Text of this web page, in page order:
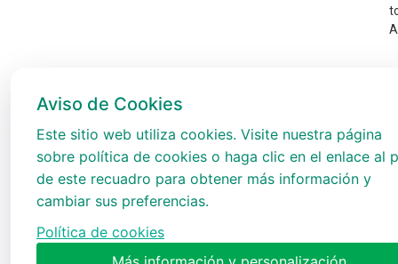
Aviso de Cookies
Este sitio web utiliza cookies. Visite nuestra página
sobre política de cookies o haga clic en el enlace al
de este recuadro para obtener más información y
cambiar sus preferencias.
Política de cookies